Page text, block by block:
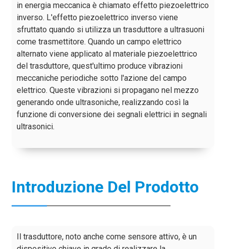
in energia meccanica è chiamato effetto piezoelettrico
inverso. L'effetto piezoelettrico inverso viene
sfruttato quando si utilizza un trasduttore a ultrasuoni
come trasmettitore. Quando un campo elettrico
alternato viene applicato al materiale piezoelettrico
del trasduttore, quest'ultimo produce vibrazioni
meccaniche periodiche sotto l'azione del campo
elettrico. Queste vibrazioni si propagano nel mezzo
generando onde ultrasoniche, realizzando così la
funzione di conversione dei segnali elettrici in segnali
ultrasonici.
Introduzione Del Prodotto
Il trasduttore, noto anche come sensore attivo, è un